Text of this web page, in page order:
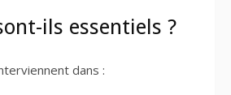
ils essentiels ?
dans :